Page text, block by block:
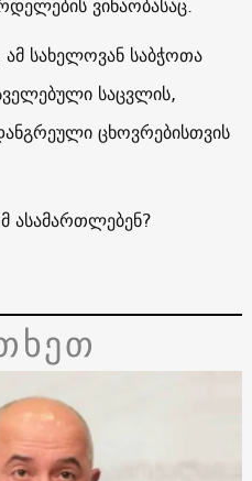
სახელოვან საბჭოთა
საცვლის,
ცხოვრებისთვის
ასამართლებენ?